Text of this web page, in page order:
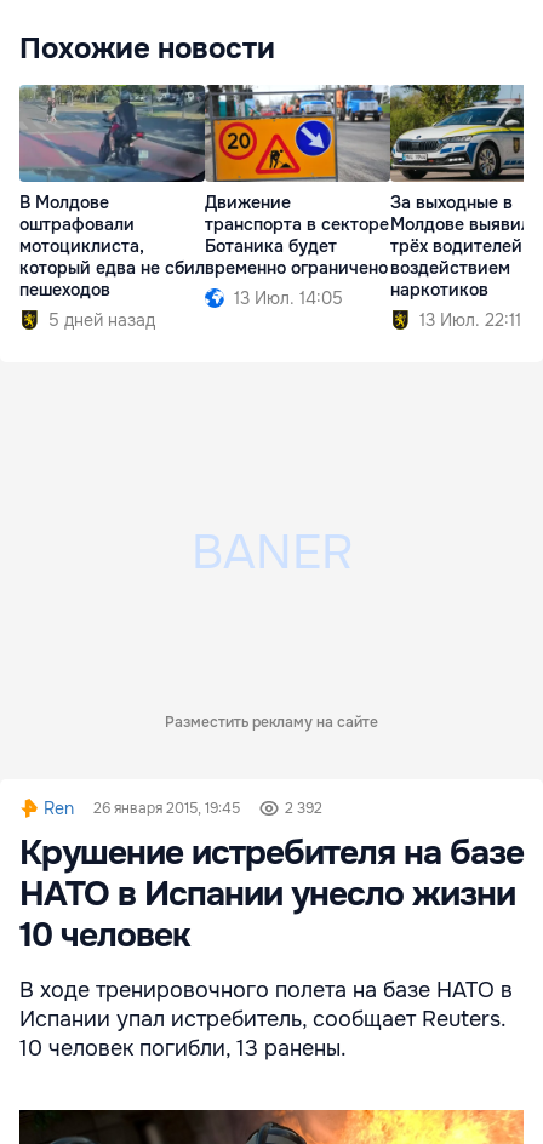
Похожие новости
В Молдове
оштрафовали
мотоциклиста,
который едва не сбил
пешеходов
5 дней назад
Движение
транспорта в секторе
Ботаника будет
временно ограничено
13 Июл. 14:05
За выходные в
Молдове выявили
трёх водителей
воздействием
наркотиков
13 Июл. 22:11
Разместить рекламу на сайте
Ren 26 января 2015, 19:45 2 392
Крушение истребителя на базе
НАТО в Испании унесло жизни
10 человек
В ходе тренировочного полета на базе НАТО в
Испании упал истребитель, сообщает Reuters.
10 человек погибли, 13 ранены.